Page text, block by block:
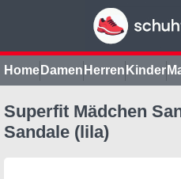
Home Damen Herren Kinder
Superfit Mädchen
Sandale (lila)